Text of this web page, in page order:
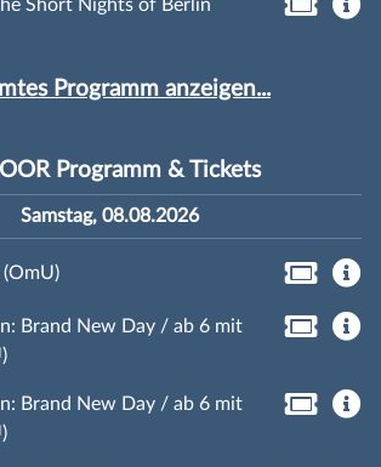
Short Nights of Berlin
Programm anzeigen...
Programm & Tickets
Samstag, 08.08.2026
Brand New Day / ab 6 mit
Brand New Day / ab 6 mit